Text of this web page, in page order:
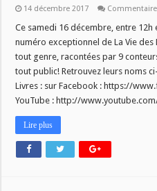
14 décembre 2017
Ce samedi 16 décembre, entre
numéro exceptionnel de La Vie des
tout genre, racontées par 9
tout public! Retrouvez leurs noms
Livres : sur Facebook : https://
YouTube : http://
Lire plus